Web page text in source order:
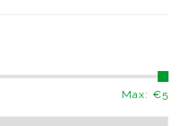
Max: €5